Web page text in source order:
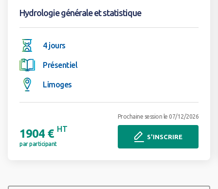
Hydrologie générale et statistique
4 jours
Présentiel
Limoges
1904 € HT
par participant
Prochaine session le 07/12/2026
S'INSCRIRE